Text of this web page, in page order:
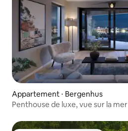
Appartement ⋅ Bergenhus
Penthouse de luxe, vue sur la mer